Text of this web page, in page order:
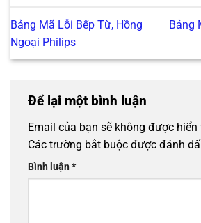
Bảng Mã Lỗi Bếp Từ, Hồng
Ngoại Philips
Bảng
Để lại một bình luận
Email của bạn sẽ không được
Các trường bắt buộc được đánh
Bình luận*